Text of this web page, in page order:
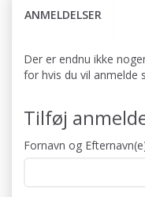
ANMELDELSER
Der er endnu ikke
for hvis du vil anmelde
Tilføj
Fornavn og